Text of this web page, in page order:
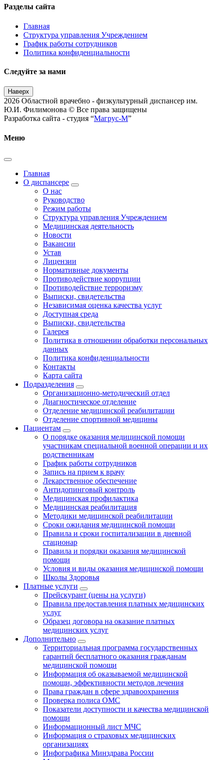
Разделы сайта
Главная
Структура управления Учреждением
График работы сотрудников
Политика конфиденциальности
Следуйте за нами
Наверх
2026 Областной врачебно - физкультурный диспансер им.
Ю.И. Филимонова © Все права защищены
Разработка сайта - студия “Магрус-М”
Меню
Главная
О диспансере
О нас
Руководство
Режим работы
Структура управления Учреждением
Медицинская деятельность
Новости
Вакансии
Устав
Лицензии
Нормативные документы
Противодействие коррупции
Противодействие терроризму
Выписки, свидетельства
Независимая оценка качества услуг
Доступная среда
Выписки, свидетельства
Галерея
Политика в отношении обработки персональных
данных
Политика конфиденциальности
Контакты
Карта сайта
Подразделения
Организационно-методический отдел
Диагностическое отделение
Отделение медицинской реабилитации
Отделение спортивной медицины
Пациентам
О порядке оказания медицинской помощи
участникам специальной военной операции и их
родственникам
График работы сотрудников
Запись на прием к врачу
Лекарственное обеспечение
Антидопинговый контроль
Медицинская профилактика
Медицинская реабилитация
Методики медицинской реабилитации
Сроки ожидания медицинской помощи
Правила и сроки госпитализации в дневной
стационар
Правила и порядки оказания медицинской
помощи
Условия и виды оказания медицинской помощи
Школы Здоровья
Платные услуги
Прейскурант (цены на услуги)
Правила предоставления платных медицинских
услуг
Образец договора на оказание платных
медицинских услуг
Дополнительно
Территориальная программа государственных
гарантий бесплатного оказания гражданам
медицинской помощи
Информация об оказываемой медицинской
помощи, эффективности методов лечения
Права граждан в сфере здравоохранения
Проверка полиса ОМС
Показатели доступности и качества медицинской
помощи
Информационный лист МЧС
Информация о страховых медицинских
организациях
Инфографика Минздрава России